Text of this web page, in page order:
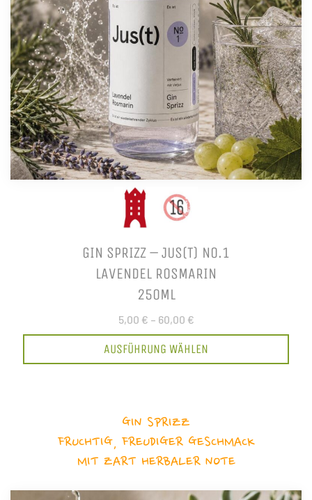
GIN SPRIZZ – JUS(T) NO.1
LAVENDEL ROSMARIN
250ML
5,00 € – 60,00 €
AUSFÜHRUNG WÄHLEN
GIN SPRIZZ
FRUCHTIG, FREUDIGER GESCHMACK
MIT ZART HERBALER NOTE